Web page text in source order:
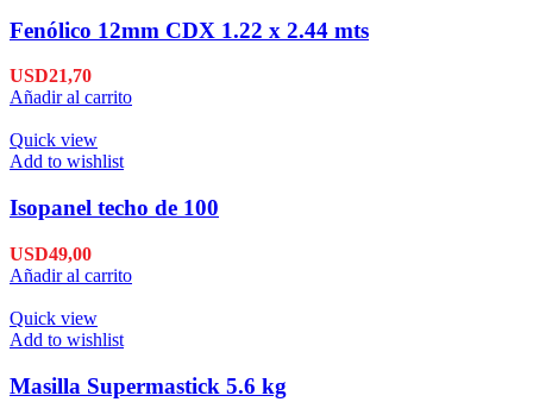
Fenólico 12mm CDX 1.22 x 2.44 mts
USD21,70
Añadir al carrito
Quick view
Add to wishlist
Isopanel techo de 100
USD49,00
Añadir al carrito
Quick view
Add to wishlist
Masilla Supermastick 5.6 kg